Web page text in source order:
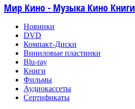
Мир Кино - Музыка Кино Книги
Новинки
DVD
Компакт-Диски
Виниловые пластинки
Blu-ray
Книги
Фильмы
Аудиокассеты
Сертификаты